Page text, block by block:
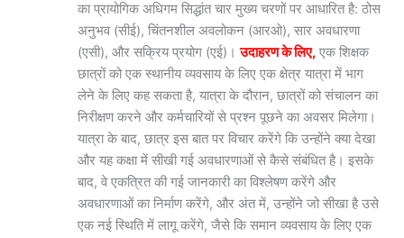
का प्रायोगिक अधिगम सिद्धांत चार मुख्य चरणों पर आधारित है: ठोस
अनुभव (सीई), चिंतनशील अवलोकन (आरओ), सार अवधारणा
(एसी), और सक्रिय प्रयोग (एई)।उदाहरण के लिए, एक शिक्षक
छात्रों को एक स्थानीय व्यवसाय के लिए एक क्षेत्र यात्रा में भाग
लेने के लिए कह सकता है, यात्रा के दौरान, छात्रों को संचालन का
निरीक्षण करने और कर्मचारियों से प्रश्न पूछने का अवसर मिलेगा।
यात्रा के बाद, छात्र इस बात पर विचार करेंगे कि उन्होंने क्या देखा
और यह कक्षा में सीखी गई अवधारणाओं से कैसे संबंधित है। इसके
बाद, वे एकत्रित की गई जानकारी का विश्लेषण करेंगे और
अवधारणाओं का निर्माण करेंगे, और अंत में, उन्होंने जो सीखा है उसे
एक नई स्थिति में लागू करेंगे, जैसे कि समान व्यवसाय के लिए एक